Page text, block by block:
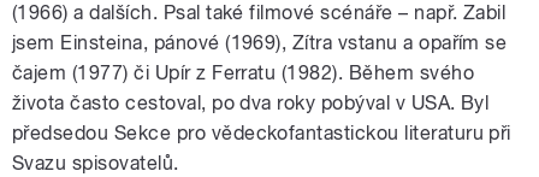
(1966) a dalších. Psal také filmové scénáře – např. Zabil
jsem Einsteina, pánové (1969), Zítra vstanu a opařím se
čajem (1977) či Upír z Ferratu (1982). Během svého
života často cestoval, po dva roky pobýval v USA. Byl
předsedou Sekce pro vědeckofantastickou literaturu při
Svazu spisovatelů.